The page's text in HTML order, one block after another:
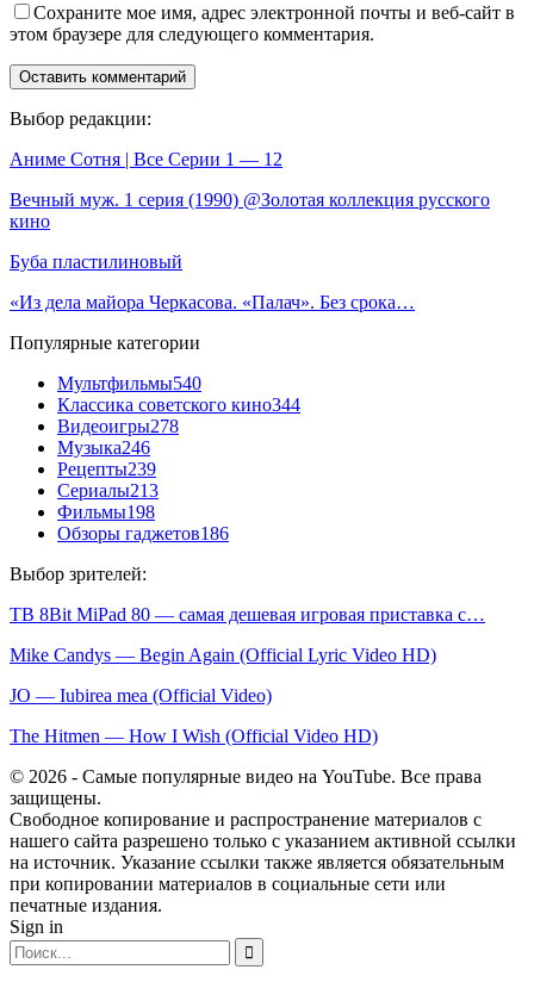
Сохраните мое имя, адрес электронной почты и веб-сайт в
этом браузере для следующего комментария.
Выбор редакции:
Аниме Сотня | Все Серии 1 — 12
Вечный муж. 1 серия (1990) @Золотая коллекция русского
кино
Буба пластилиновый
«Из дела майора Черкасова. «Палач». Без срока…
Популярные категории
Мультфильмы540
Классика советского кино344
Видеоигры278
Музыка246
Рецепты239
Сериалы213
Фильмы198
Обзоры гаджетов186
Выбор зрителей:
ТВ 8Bit MiPad 80 — самая дешевая игровая приставка с…
Mike Candys — Begin Again (Official Lyric Video HD)
JO — Iubirea mea (Official Video)
The Hitmen — How I Wish (Official Video HD)
© 2026 - Самые популярные видео на YouTube. Все права
защищены.
Свободное копирование и распространение материалов с
нашего сайта разрешено только с указанием активной ссылки
на источник. Указание ссылки также является обязательным
при копировании материалов в социальные сети или
печатные издания.
Sign in